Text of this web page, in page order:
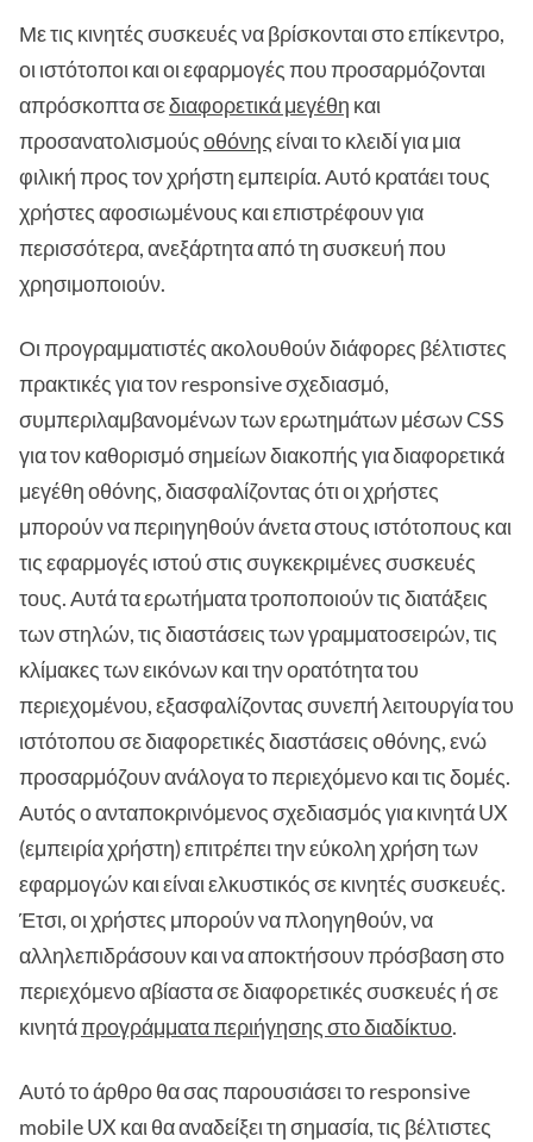
Με τις κινητές συσκευές να βρίσκονται στο επίκεντρο,
οι ιστότοποι και οι εφαρμογές που προσαρμόζονται
απρόσκοπτα σεδιαφορετικά μεγέθη και
προσανατολισμούςοθόνηςείναι το κλειδί για μια
φιλική προς τον χρήστη εμπειρία. Αυτό κρατάει τους
χρήστες αφοσιωμένους και επιστρέφουν για
περισσότερα, ανεξάρτητα από τη συσκευή που
χρησιμοποιούν.
Οι προγραμματιστές ακολουθούν διάφορες βέλτιστες
πρακτικές για τον responsive σχεδιασμό,
συμπεριλαμβανομένων των ερωτημάτων μέσων CSS
για τον καθορισμό σημείων διακοπής για διαφορετικά
μεγέθη οθόνης, διασφαλίζοντας ότι οι χρήστες
μπορούν να περιηγηθούν άνετα στους ιστότοπους και
τις εφαρμογές ιστού στις συγκεκριμένες συσκευές
τους. Αυτά τα ερωτήματα τροποποιούν τις διατάξεις
των στηλών, τις διαστάσεις των γραμματοσειρών, τις
κλίμακες των εικόνων και την ορατότητα του
περιεχομένου, εξασφαλίζοντας συνεπή λειτουργία του
ιστότοπου σε διαφορετικές διαστάσεις οθόνης, ενώ
προσαρμόζουν ανάλογα το περιεχόμενο και τις δομές.
Αυτός ο ανταποκρινόμενος σχεδιασμός για κινητά UX
(εμπειρία χρήστη) επιτρέπει την εύκολη χρήση των
εφαρμογών και είναι ελκυστικός σε κινητές συσκευές.
Έτσι, οι χρήστες μπορούν να πλοηγηθούν, να
αλληλεπιδράσουν και να αποκτήσουν πρόσβαση στο
περιεχόμενο αβίαστα σε διαφορετικές συσκευές ή σε
κινητάπρογράμματα περιήγησης στο διαδίκτυο.
Αυτό το άρθρο θα σας παρουσιάσει το responsive
mobile UX και θα αναδείξει τη σημασία, τις βέλτιστες